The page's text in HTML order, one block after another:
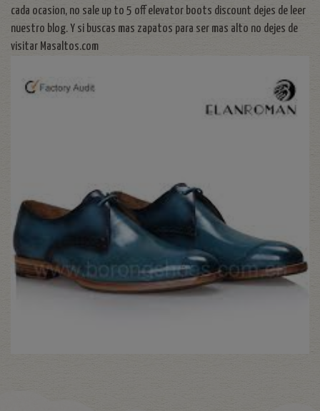
cada ocasion, no sale up to 5 off elevator boots discount dejes de leer
nuestro blog. Y si buscas mas zapatos para ser mas alto no dejes de
visitar Masaltos.com